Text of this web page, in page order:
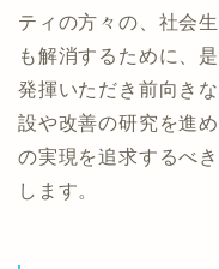
ティの方々の、社会
も解消するために、
発揮いただき前向き
設や改善の研究を進
の実現を追求するべ
します。